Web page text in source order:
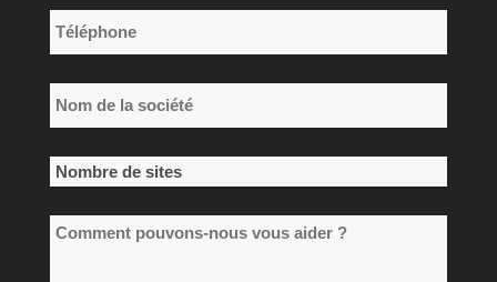
*
Téléphone
*
Nom
de
la
société
*
Nombre
sites
Comment